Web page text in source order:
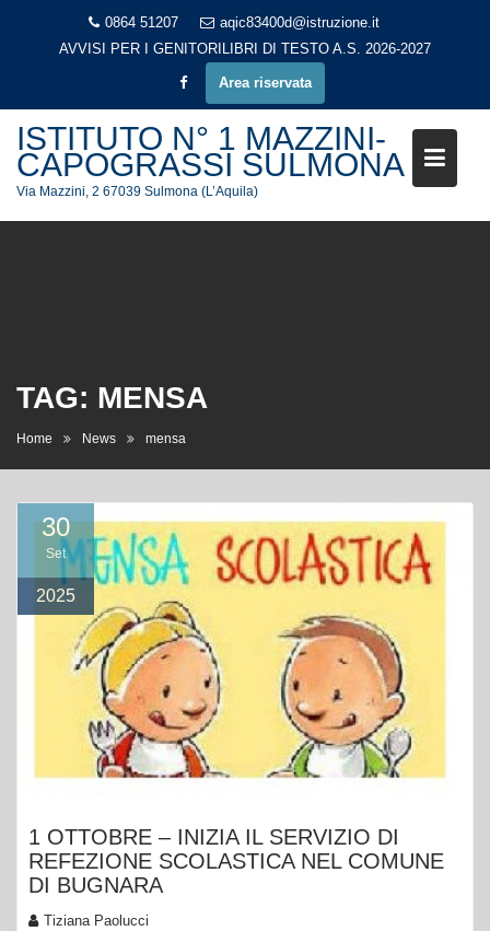
0864 51207
aqic83400d@istruzione.it
AVVISI PER I GENITORI LIBRI DI TESTO A.S. 2026-2027
Area riservata
ISTITUTO N° 1 MAZZINI-
CAPOGRASSI SULMONA
Via Mazzini, 2 67039 Sulmona (L’Aquila)
TAG: MENSA
Home News mensa
30
Set
2025
1 OTTOBRE – INIZIA IL SERVIZIO DI
REFEZIONE SCOLASTICA NEL COMUNE
DI BUGNARA
Tiziana Paolucci